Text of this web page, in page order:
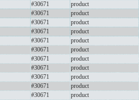
#30671 product
#30671 product
#30671 product
#30671 product
#30671 product
#30671 product
#30671 product
#30671 product
#30671 product
#30671 product
#30671 product